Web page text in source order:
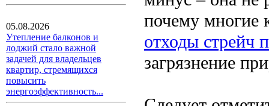
05.08.2026
Утепление балконов и
лоджий стало важной
задачей для владельцев
квартир, стремящихся
повысить
энергоэффективность...
почему многие
отходы стрейч
загрязнение